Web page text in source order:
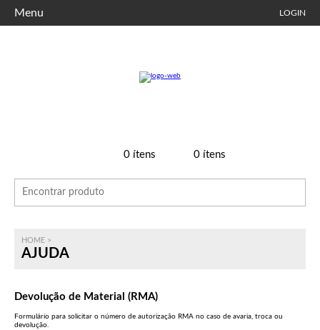
Menu LOGIN
0ítens 0ítens
HOME >
AJUDA
Devolução de Material (RMA)
Formulário para solicitar o número de autorização RMA no caso de avaria, troca ou
devolução.